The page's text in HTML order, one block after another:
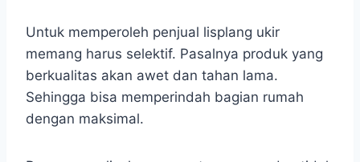
Untuk memperoleh penjual lisplang ukir
memang harus selektif. Pasalnya produk yang
berkualitas akan awet dan tahan lama.
Sehingga bisa memperindah bagian rumah
dengan maksimal.